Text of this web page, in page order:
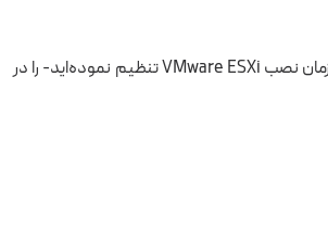
۲- آدرس IP سرور، نام کاربری و کلمه عبور -این اطلاعات را در زمان نصب VMware ESXi تنظیم نموده‌اید- را در